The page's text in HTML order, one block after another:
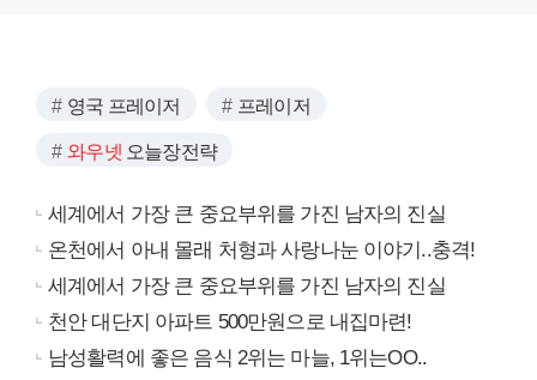
영국 프레이저 프레이저
와우넷 오늘장전략
세계에서 가장 큰 중요부위를 가진 남자의 진실
온천에서 아내 몰래 처형과 사랑나눈 이야기..충격!
세계에서 가장 큰 중요부위를 가진 남자의 진실
천안 대단지 아파트 500만원으로 내집마련!
남성활력에 좋은 음식 2위는 마늘, 1위는OO..